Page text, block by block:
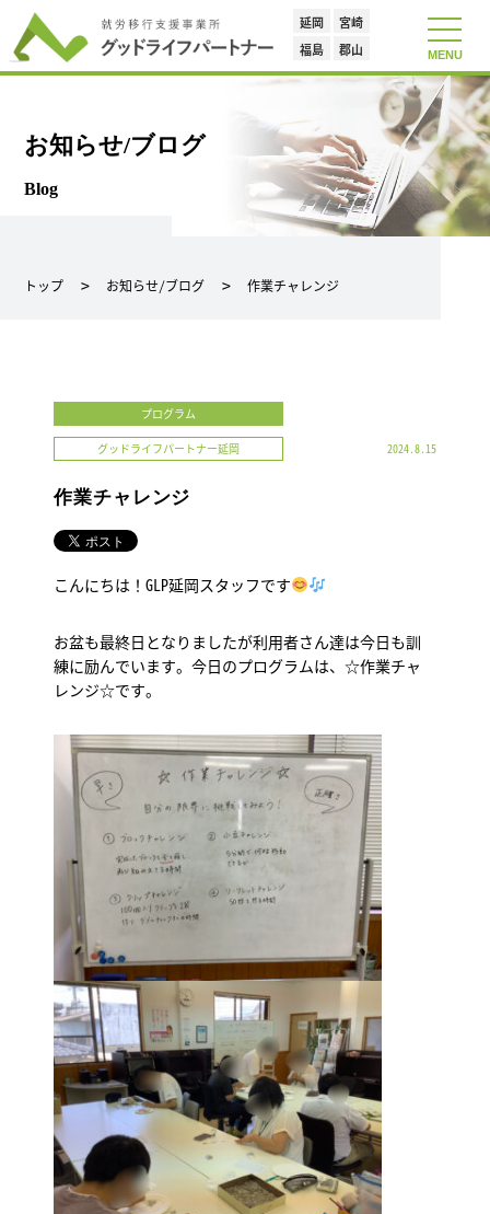
延岡
宮崎
福島
郡山
toggle
MENU
お知らせ/ブログ
Blog
トップ お知らせ/ブログ 作業チャレンジ
プログラム
グッドライフパートナー延岡 2024.8.15
作業チャレンジ
こんにちは！GLP延岡スタッフです
お盆も最終日となりましたが利用者さん達は今日も訓
練に励んでいます。今日のプログラムは、☆作業チャ
レンジ☆です。